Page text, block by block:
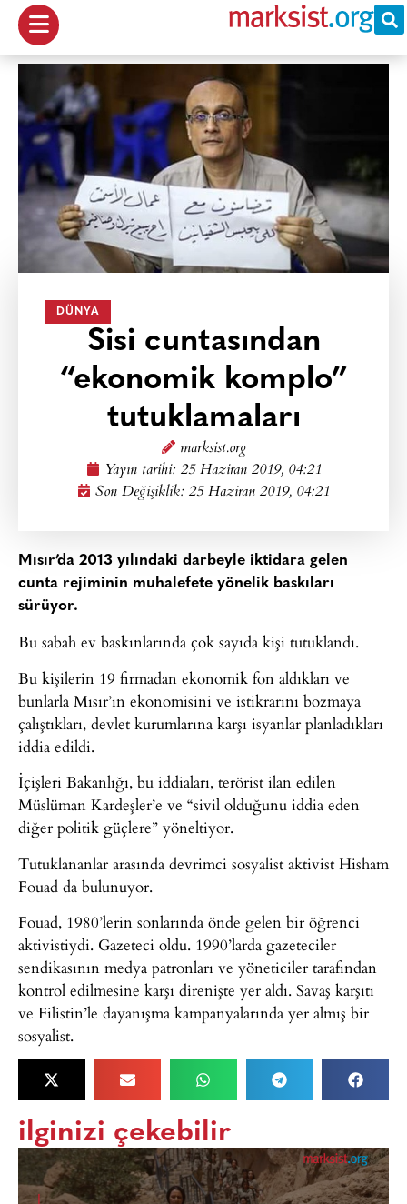
DÜNYA
Sisi cuntasından
“ekonomik komplo”
tutuklamaları
marksist.org
Yayın tarihi: 25 Haziran 2019, 04:21
Son Değişiklik: 25 Haziran 2019, 04:21
Mısır’da 2013 yılındaki darbeyle iktidara gelen
cunta rejiminin muhalefete yönelik baskıları
sürüyor.
Bu sabah ev baskınlarında çok sayıda kişi tutuklandı.
Bu kişilerin 19 firmadan ekonomik fon aldıkları ve
bunlarla Mısır’ın ekonomisini ve istikrarını bozmaya
çalıştıkları, devlet kurumlarına karşı isyanlar planladıkları
iddia edildi.
İçişleri Bakanlığı, bu iddiaları, terörist ilan edilen
Müslüman Kardeşler’e ve “sivil olduğunu iddia eden
diğer politik güçlere” yöneltiyor.
Tutuklananlar arasında devrimci sosyalist aktivist Hisham
Fouad da bulunuyor.
Fouad, 1980’lerin sonlarında önde gelen bir öğrenci
aktivistiydi. Gazeteci oldu. 1990’larda gazeteciler
sendikasının medya patronları ve yöneticiler tarafından
kontrol edilmesine karşı direnişte yer aldı. Savaş karşıtı
ve Filistin’le dayanışma kampanyalarında yer almış bir
sosyalist.
ilginizi çekebilir